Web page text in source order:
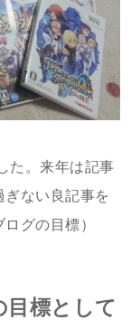
た。来年は記事
ない良記事を
グの目標）
目標として